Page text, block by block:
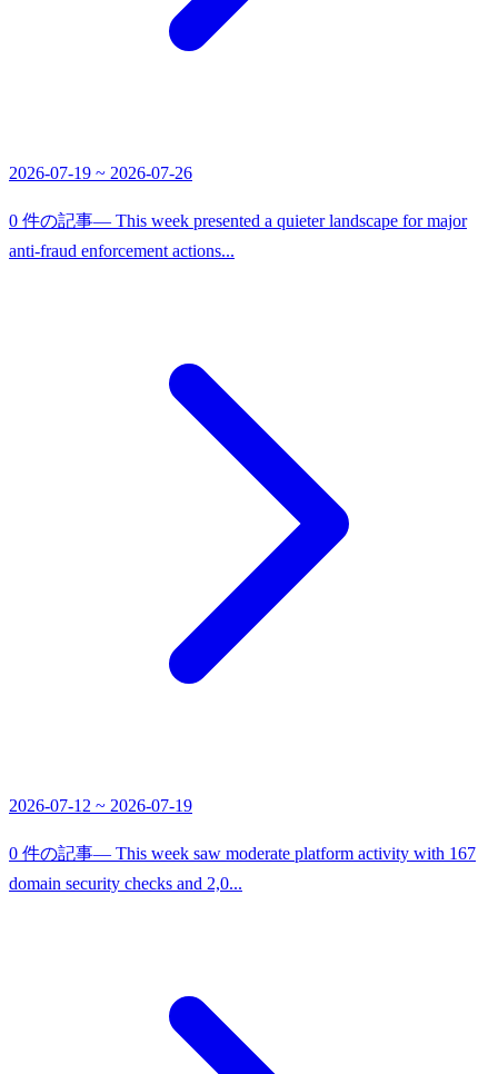
2026-07-19 ~ 2026-07-26
0 件の記事— This week presented a quieter landscape for major
anti-fraud enforcement actions...
2026-07-12 ~ 2026-07-19
0 件の記事— This week saw moderate platform activity with 167
domain security checks and 2,0...